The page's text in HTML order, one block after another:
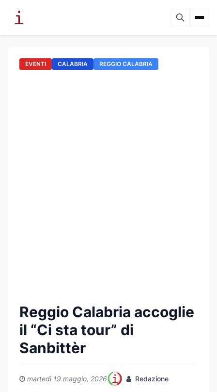
EVENTI CALABRIA REGGIO CALABRIA
Reggio Calabria accoglie
il “Ci sta tour” di
Sanbittèr
martedì 19 maggio, 2026 Redazione